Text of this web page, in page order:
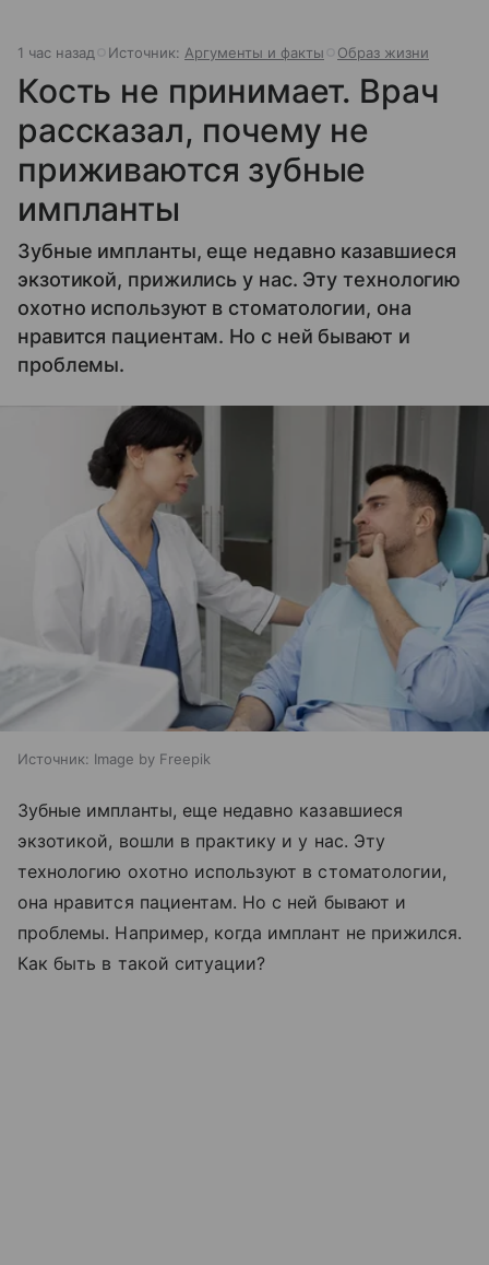
1 час назад Источник: Аргументы и факты Образ жизни
Кость не принимает. Врач
рассказал, почему не
приживаются зубные
импланты
Зубные импланты, еще недавно казавшиеся
экзотикой, прижились у нас. Эту технологию
охотно используют в стоматологии, она
нравится пациентам. Но с ней бывают и
проблемы.
Источник: Image by Freepik
Зубные импланты, еще недавно казавшиеся
экзотикой, вошли в практику и у нас. Эту
технологию охотно используют в стоматологии,
она нравится пациентам. Но с ней бывают и
проблемы. Например, когда имплант не прижился.
Как быть в такой ситуации?